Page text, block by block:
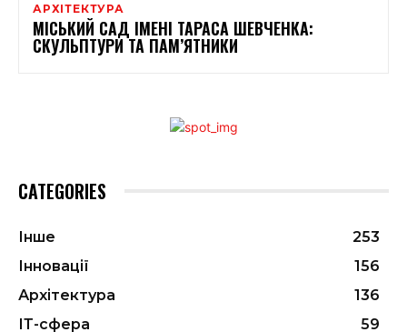
АРХІТЕКТУРА
МІСЬКИЙ САД ІМЕНІ ТАРАСА ШЕВЧЕНКА:
СКУЛЬПТУРИ ТА ПАМ’ЯТНИКИ
CATEGORIES
Інше
253
Інновації
156
Архітектура
136
ІТ-сфера
59